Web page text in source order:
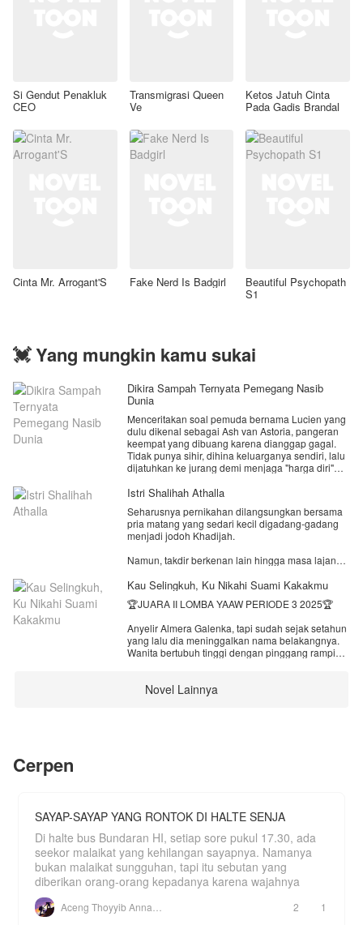
Si Gendut Penakluk
CEO
Transmigrasi Queen
Ve
Ketos Jatuh Cinta
Pada Gadis Brandal
Cinta Mr. Arrogant'S Fake Nerd Is Badgirl Beautiful Psychopath
S1
💓 Yang mungkin kamu sukai
Dikira Sampah Ternyata Pemegang Nasib
Dunia
Menceritakan soal pemuda bernama Lucien yang
dulu dikenal sebagai Ash van Astoria, pangeran
keempat yang dibuang karena dianggap gagal.
Tidak punya sihir, dihina keluarganya sendiri, lalu
dijatuhkan ke jurang demi menjaga "harga diri"
konstelasi kuno, Ophiuchus.
Sejak saat itu, hidupnya berubah.
Lucien mendapatkan kekuatan langka,
kekuatan dari para rasi bintang. Namun setiap
konstelasi hanya akan memberikan kekuatannya
kepada orang yang mereka akui.
Ditemani Chiron dari Konstelasi Centaurus,
Lucien memulai perjalanan untuk menjadi lebih
kuat, menaklukkan ujian para bintang, dan
kerajaan… bisa bersinar paling terang.
Istri Shalihah Athalla
Seharusnya pernikahan dilangsungkan bersama
pria matang yang sedari kecil digadang-gadang
menjadi jodoh Khadijah.
Namun, takdir berkenan lain hingga masa lajang
yang menabraknya hingga lumpuh.
Kedatangan Athalla di Kalimantan Barat untuk
dengan jodoh tidak terduga-duga.
Pasalnya, kecelakaan malam itu membuat calon
Kau Selingkuh, Ku Nikahi Suami Kakakmu
🏆JUARA II LOMBA YAAW PERIODE 3 2025🏆
Anyelir Almera Galenka, tapi sudah sejak setahun
yang lalu dia meninggalkan nama belakangnya.
Wanita bertubuh tinggi dengan pinggang ramping
hatinya.
"Hussttt... Jangan bicara di sini."
"Kenapa kamu takut istrimu tahu? Bukankah itu
akan lebih bagus, kalian tidak perlu sembunyi-
sembunyi lagi untuk menutupi hubungan kalian.
Aku tidak mau ya, kamu hanya mempermainkan
perasaan Zemira Adele. Kamu tahu, dia adalah
terpandang. Jangan sampai orang tahu jika dia
Novel Lainnya
Cerpen
SAYAP-SAYAP YANG RONTOK DI HALTE SENJA
Di halte bus Bundaran HI, setiap sore pukul 17.30, ada
seekor malaikat yang kehilangan sayapnya. Namanya
bukan malaikat sungguhan, tapi itu sebutan yang
diberikan orang-orang kepadanya karena wajahnya
2 1